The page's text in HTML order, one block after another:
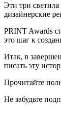
Эти три
дизайнерские
PRINT Awards
это шаг к
Итак, в
писать эту
Прочитайте
Не забудьте